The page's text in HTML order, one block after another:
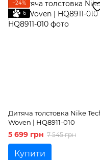
−24%
6
Дитяча толстовка Nike
Woven | HQ8911-010
5 699 грн 7 545 грн
Купити